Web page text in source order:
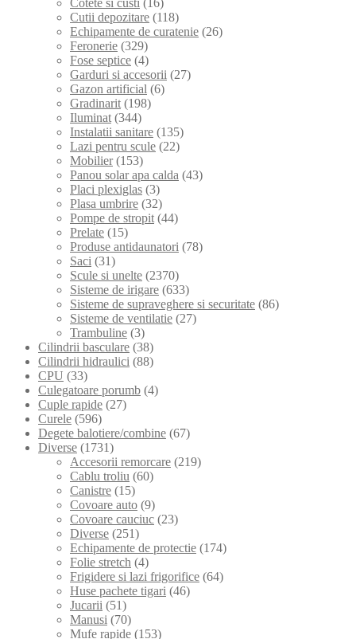
Cotete si custi (16)
Cutii depozitare (118)
Echipamente de curatenie (26)
Feronerie (329)
Fose septice (4)
Garduri si accesorii (27)
Gazon artificial (6)
Gradinarit (198)
Iluminat (344)
Instalatii sanitare (135)
Lazi pentru scule (22)
Mobilier (153)
Panou solar apa calda (43)
Placi plexiglas (3)
Plasa umbrire (32)
Pompe de stropit (44)
Prelate (15)
Produse antidaunatori (78)
Saci (31)
Scule si unelte (2370)
Sisteme de irigare (633)
Sisteme de supraveghere si securitate (86)
Sisteme de ventilatie (27)
Trambuline (3)
Cilindrii basculare (38)
Cilindrii hidraulici (88)
CPU (33)
Culegatoare porumb (4)
Cuple rapide (27)
Curele (596)
Degete balotiere/combine (67)
Diverse (1731)
Accesorii remorcare (219)
Cablu troliu (60)
Canistre (15)
Covoare auto (9)
Covoare cauciuc (23)
Diverse (251)
Echipamente de protectie (174)
Folie stretch (4)
Frigidere si lazi frigorifice (64)
Huse pachete tigari (46)
Jucarii (51)
Manusi (70)
Mufe rapide (153)